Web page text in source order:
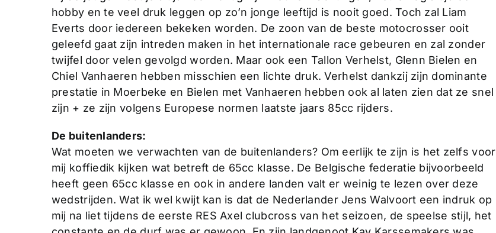
hobby en te veel druk leggen op zo’n jonge leeftijd is nooit goed. Toch zal Liam
Everts door iedereen bekeken worden. De zoon van de beste motocrosser ooit
geleefd gaat zijn intreden maken in het internationale race gebeuren en zal zonder
twijfel door velen gevolgd worden. Maar ook een Tallon Verhelst, Glenn Bielen en
Chiel Vanhaeren hebben misschien een lichte druk. Verhelst dankzij zijn dominante
prestatie in Moerbeke en Bielen met Vanhaeren hebben ook al laten zien dat ze snel
zijn + ze zijn volgens Europese normen laatste jaars 85cc rijders.
De buitenlanders:
Wat moeten we verwachten van de buitenlanders? Om eerlijk te zijn is het zelfs voor
mij koffiedik kijken wat betreft de 65cc klasse. De Belgische federatie bijvoorbeeld
heeft geen 65cc klasse en ook in andere landen valt er weinig te lezen over deze
wedstrijden. Wat ik wel kwijt kan is dat de Nederlander Jens Walvoort een indruk op
mij na liet tijdens de eerste RES Axel clubcross van het seizoen, de speelse stijl, het